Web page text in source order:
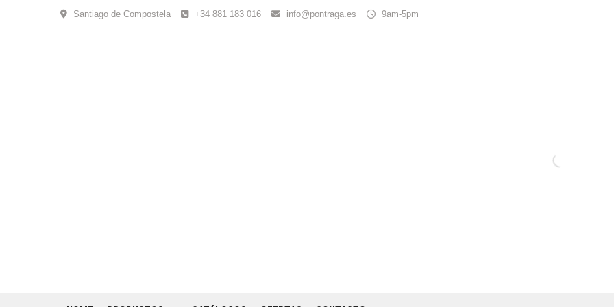
Santiago de Compostela +34 881 183 016 info@pontraga.es 9am-5pm